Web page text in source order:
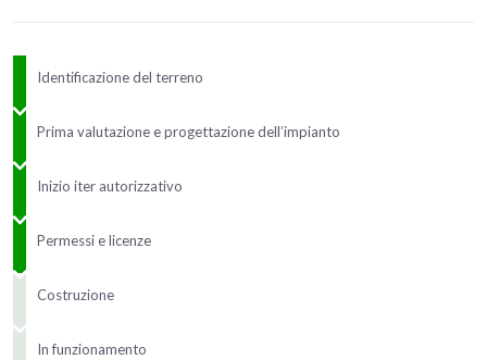
Identificazione del terreno
Prima valutazione e progettazione dell’impianto
Inizio iter autorizzativo
Permessi e licenze
Costruzione
In funzionamento